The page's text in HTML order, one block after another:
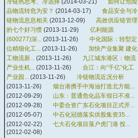
冷链热思考、冷选择 (2014-03-21)
如何让危险
品物流转危为安？ (2014-03-17)
食品安全与冷
链物流息息相关 (2013-12-09)
高效供应链管理
的七个好习惯 (2013-11-29)
亿利能源
(600277)深... (2013-11-26)
中化国际：转型定
位精细化工... (2013-11-26)
加快产业集聚 建化
工物流新... (2013-11-26)
九江城东港区：物流
产业生机... (2013-11-26)
合江：向“千亿”化工
产业园... (2013-11-26)
冷链物流近况分析
(2013-11-26)
烟台港携手中海油打造北方能...
(2012-09-29)
山东：普通危化品车假日不准...
(2012-09-28)
中委合资广东石化项目正式开...
(2012-05-07)
中石化冠德落实供股集资35...
(2012-02-22)
七大石化项目落户虎门港 投...
(2012-02-08)